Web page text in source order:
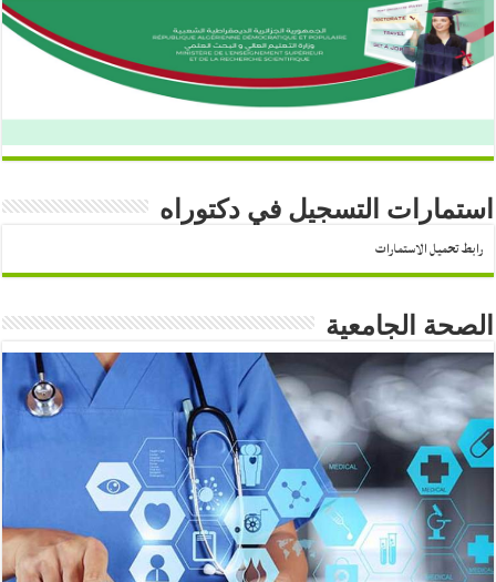
استمارات التسجيل في دكتوراه
رابط تحميل الاستمارات
الصحة الجامعية